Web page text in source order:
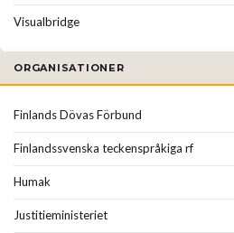
Visualbridge
ORGANISATIONER
Finlands Dövas Förbund
Finlandssvenska teckenspråkiga rf
Humak
Justitieministeriet